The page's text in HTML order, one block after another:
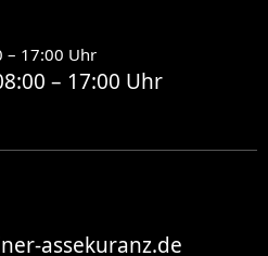
– 17:00 Uhr
– 17:00 Uhr
assekuranz.de